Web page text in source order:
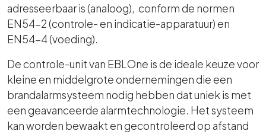
adresseerbaar is (analoog), conform de normen
EN54-2 (controle- en indicatie-apparatuur) en
EN54-4 (voeding).
De controle-unit van EBLOne is de ideale keuze voor
kleine en middelgrote ondernemingen die een
brandalarmsysteem nodig hebben dat uniek is met
een geavanceerde alarmtechnologie. Het systeem
kan worden bewaakt en gecontroleerd op afstand